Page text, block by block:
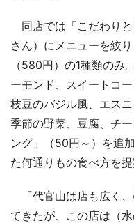
同店では「こだわりと
さん）にメニューを絞
（580円）の1種類のみ
ーモンド、スイートコ
枝豆のバジル風、エス
季節の野菜、豆腐、チ
ング」（50円～）を追
た何通りもの食べ方を提
「代官山は店も広く
てきたが、この店は（